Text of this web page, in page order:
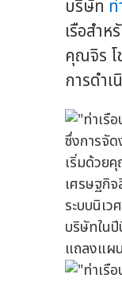
บริษัท
เรือสำ
คุณจิร โ
การดำ
ซึ่งการจั
เริ่มด้วย
เศรษฐกิ
ระบบนิเว
บริษัทใน
แถลงแผ